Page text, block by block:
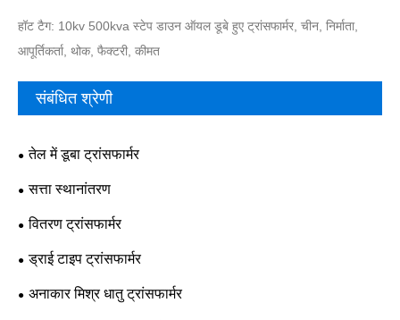
हॉट टैग: 10kv 500kva स्टेप डाउन ऑयल डूबे हुए ट्रांसफार्मर, चीन, निर्माता,
आपूर्तिकर्ता, थोक, फैक्टरी, कीमत
संबंधित श्रेणी
तेल में डूबा ट्रांसफार्मर
सत्ता स्थानांतरण
वितरण ट्रांसफार्मर
ड्राई टाइप ट्रांसफार्मर
अनाकार मिश्र धातु ट्रांसफार्मर